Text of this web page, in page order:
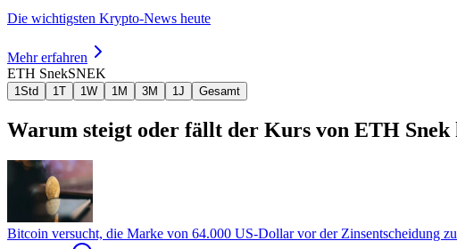
Die wichtigsten Krypto-News heute
Mehr erfahren
ETH SnekSNEK
1Std 1T 1W 1M 3M 1J Gesamt
Warum steigt oder fällt der Kurs von ETH Snek
Bitcoin versucht, die Marke von 64.000 US-Dollar vor der Zinsentscheidung